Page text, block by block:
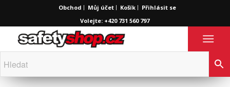
Obchod Můj účet Košík
Přihlásit se
Volejte: +420 731 560 797